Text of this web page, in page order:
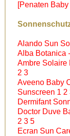
[Penaten
Alando Sun
Alba Botanica
Ambre Solaire
2 3
Aveeno Baby
Sunscreen 1 2
Dermifant
Doctor Duve
2 3 5
Ecran Sun